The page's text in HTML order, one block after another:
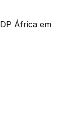
África em